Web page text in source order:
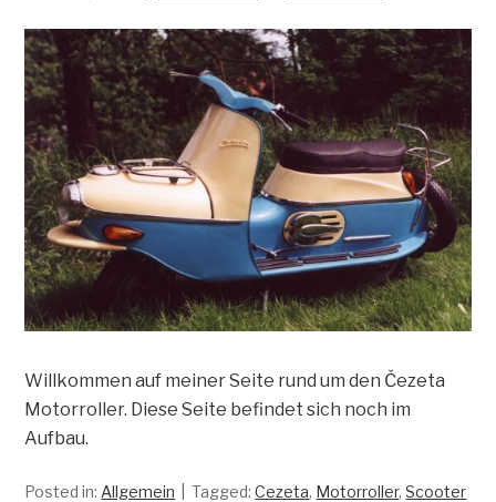
Willkommen auf meiner Seite rund um den Čezeta
Motorroller. Diese Seite befindet sich noch im
Aufbau.
Posted in: Allgemein Tagged:Cezeta, Motorroller,Scooter